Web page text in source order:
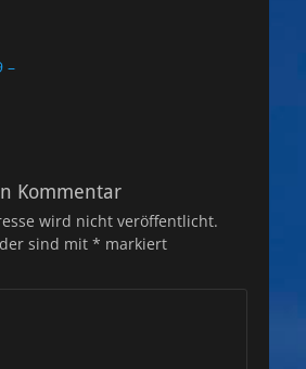
–
Kommentar
wird nicht veröffentlicht.
sind mit * markiert